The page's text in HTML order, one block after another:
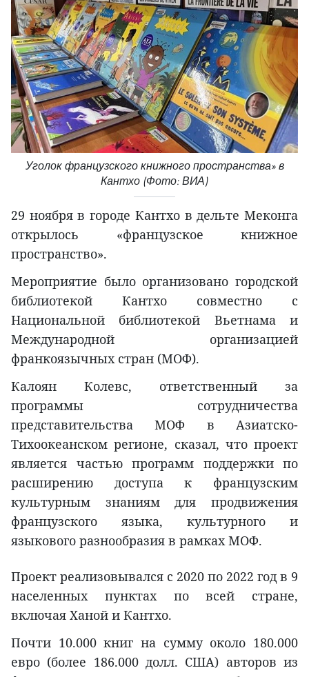
Уголок французского книжного пространства» в
Кантхо (Фото: ВИА)
29 ноября в городе Кантхо в дельте Меконга
открылось «французское книжное
пространство».
Мероприятие было организовано городской
библиотекой Кантхо совместно с
Национальной библиотекой Вьетнама и
Международной организацией
франкоязычных стран (МОФ).
Калоян Колевс, ответственный за
программы сотрудничества
представительства МОФ в Азиатско-
Тихоокеанском регионе, сказал, что проект
является частью программ поддержки по
расширению доступа к французским
культурным знаниям для продвижения
французского языка, культурного и
языкового разнообразия в рамках МОФ.
Проект реализовывался с 2020 по 2022 год в 9
населенных пунктах по всей стране,
включая Ханой и Кантхо.
Почти 10.000 книг на сумму около 180.000
евро (более 186.000 долл. США) авторов из